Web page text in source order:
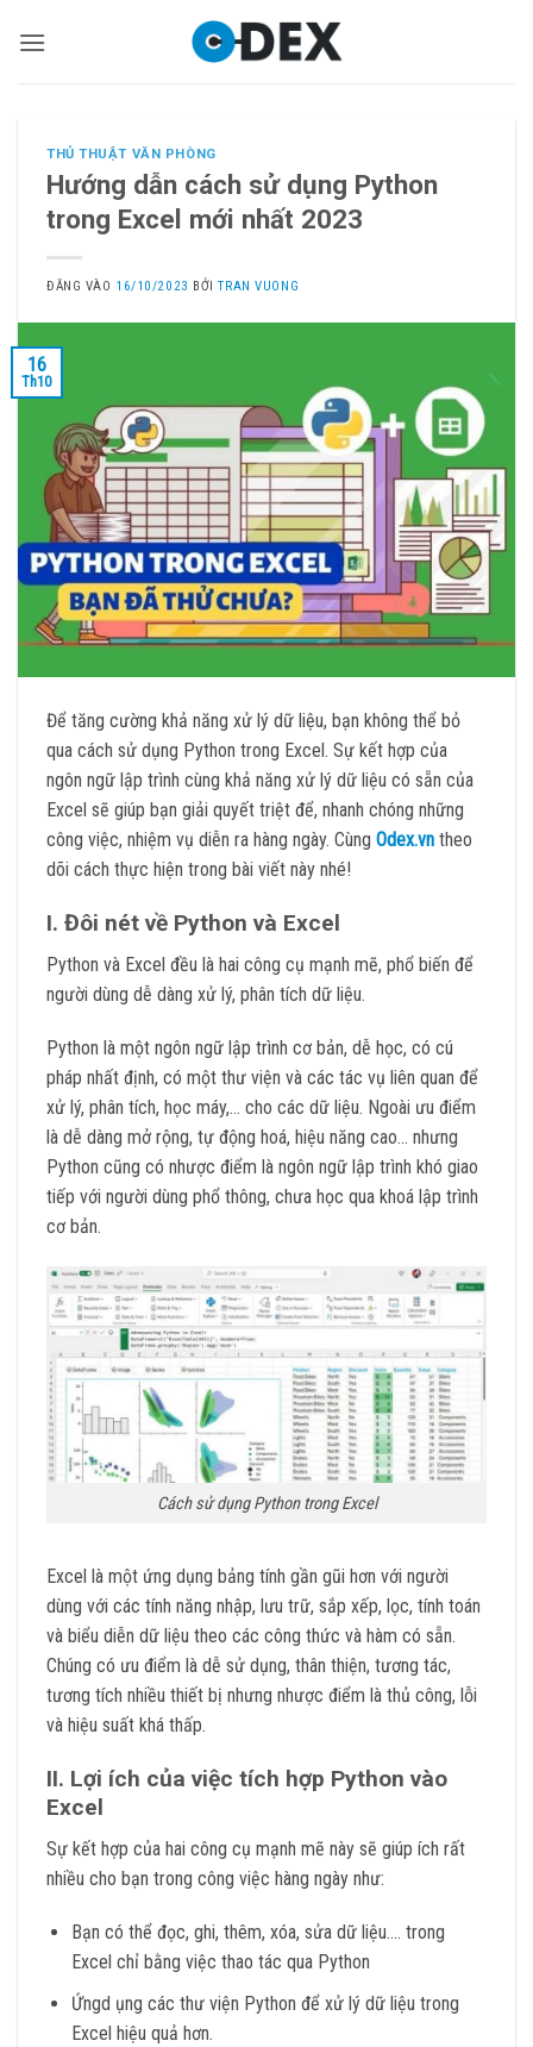
qua
THỦ THUẬT VĂN PHÒNG
Hướng dẫn cách sử dụng Python
trong Excel mới nhất 2023
ĐĂNG VÀO 16/10/2023 BỞITRAN VUONG
16
Th10
Để tăng cường khả năng xử lý dữ liệu, bạn không thể bỏ
qua cách sử dụng Python trong Excel. Sự kết hợp của
ngôn ngữ lập trình cùng khả năng xử lý dữ liệu có sẵn của
Excel sẽ giúp bạn giải quyết triệt để, nhanh chóng những
công việc, nhiệm vụ diễn ra hàng ngày. Cùng Odex.vn theo
dõi cách thực hiện trong bài viết này nhé!
I. Đôi nét về Python và Excel
Python và Excel đều là hai công cụ mạnh mẽ, phổ biến để
người dùng dễ dàng xử lý, phân tích dữ liệu.
Python là một ngôn ngữ lập trình cơ bản, dễ học, có cú
pháp nhất định, có một thư viện và các tác vụ liên quan để
xử lý, phân tích, học máy,… cho các dữ liệu. Ngoài ưu điểm
là dễ dàng mở rộng, tự động hoá, hiệu năng cao… nhưng
Python cũng có nhược điểm là ngôn ngữ lập trình khó giao
tiếp với người dùng phổ thông, chưa học qua khoá lập trình
cơ bản.
Cách sử dụng Python trong Excel
Excel là một ứng dụng bảng tính gần gũi hơn với người
dùng với các tính năng nhập, lưu trữ, sắp xếp, lọc, tính toán
và biểu diễn dữ liệu theo các công thức và hàm có sẵn.
Chúng có ưu điểm là dễ sử dụng, thân thiện, tương tác,
tương tích nhiều thiết bị nhưng nhược điểm là thủ công, lỗi
và hiệu suất khá thấp.
II. Lợi ích của việc tích hợp Python vào
Excel
Sự kết hợp của hai công cụ mạnh mẽ này sẽ giúp ích rất
nhiều cho bạn trong công việc hàng ngày như:
Bạn có thể đọc, ghi, thêm, xóa, sửa dữ liệu…. trong
Excel chỉ bằng việc thao tác qua Python
Ứngd ụng các thư viện Python để xử lý dữ liệu trong
Excel hiệu quả hơn.